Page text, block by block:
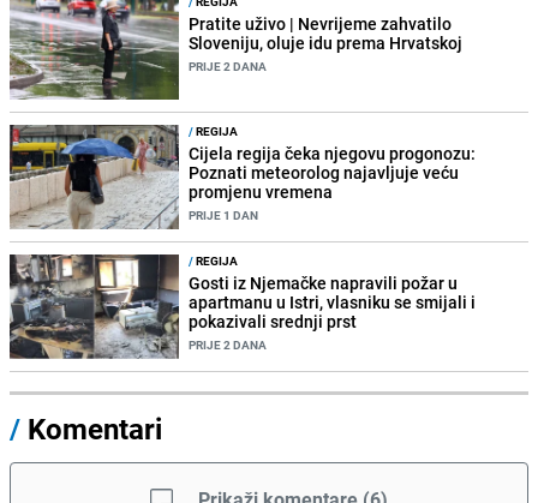
Pratite uživo | Nevrijeme zahvatilo
Sloveniju, oluje idu prema Hrvatskoj
PRIJE 2 DANA
/REGIJA
Cijela regija čeka njegovu progonozu:
Poznati meteorolog najavljuje veću
promjenu vremena
PRIJE 1 DAN
/REGIJA
Gosti iz Njemačke napravili požar u
apartmanu u Istri, vlasniku se smijali i
pokazivali srednji prst
PRIJE 2 DANA
/ Komentari